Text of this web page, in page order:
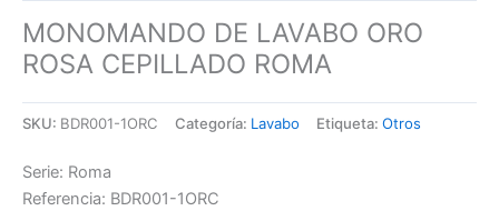
MONOMANDO DE LAVABO ORO
ROSA CEPILLADO ROMA
SKU: BDR001-1ORC Categoría: Lavabo Etiqueta: Otros
Serie: Roma
Referencia: BDR001-1ORC